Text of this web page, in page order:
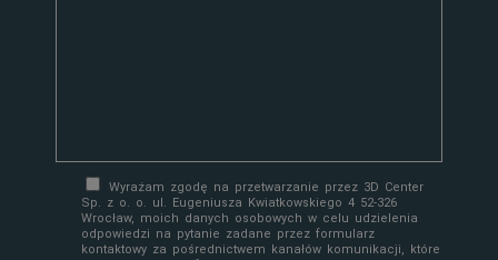
Wyrażam zgodę na przetwarzanie przez 3D Center
Sp. z o. o. ul. Eugeniusza Kwiatkowskiego 4 52-326
Wrocław, moich danych osobowych w celu udzielenia
odpowiedzi na pytanie zadane przez formularz
kontaktowy za pośrednictwem kanałów komunikacji, które